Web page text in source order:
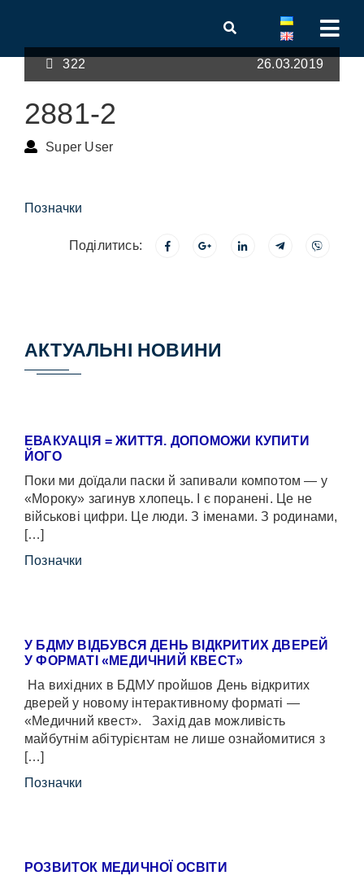
322 26.03.2019
2881-2
Super User
Позначки
Поділитись:
АКТУАЛЬНІ НОВИНИ
ЕВАКУАЦІЯ = ЖИТТЯ. ДОПОМОЖИ КУПИТИ
ЙОГО
Поки ми доїдали паски й запивали компотом — у
«Мороку» загинув хлопець. І є поранені. Це не
військові цифри. Це люди. З іменами. З родинами,
[…]
Позначки
У БДМУ ВІДБУВСЯ ДЕНЬ ВІДКРИТИХ ДВЕРЕЙ
У ФОРМАТІ «МЕДИЧНИЙ КВЕСТ»
На вихідних в БДМУ пройшов День відкритих
дверей у новому інтерактивному форматі —
«Медичний квест». Захід дав можливість
майбутнім абітурієнтам не лише ознайомитися з
[…]
Позначки
РОЗВИТОК МЕДИЧНОЇ ОСВІТИ